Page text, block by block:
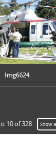
Img6624
10 of 328 Show